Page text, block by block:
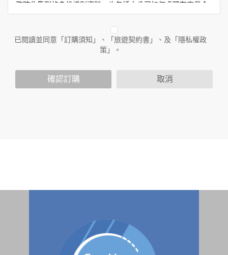
務時收集到的身份識別資料，也包括本公司如何處理在商業合
作與本公司合作時分享的任何身份識別資料。隱私權保護政策
人員。例如您透過本公司旗下網站上的廣告廠商連結，這些置
放連結的廠商也可能蒐集您個人的資料。對於您主動提供的個
人資訊，這些廣告廠商或連結網站有其個別的隱私權保護政
您個人在本網站上的聊天室或討論區中任意公開個人資料的行
錄等，做為我們增進網站服務的參考依據，此記錄為內部應
分析，分析結果之統計數據或說明文字呈現，除供內部研究
外，我們會視需要公佈統計數據及說明文字，但不涉及特定個
除非取得您的同意或其他法令之特別規定，本網站絕不會將您
已閱讀並同意「訂購須知」、「旅遊契約書」、及「隱私權政
策」。
確認訂購 取消